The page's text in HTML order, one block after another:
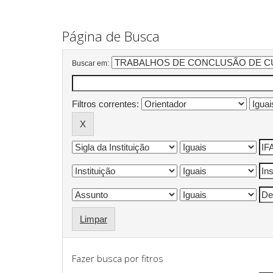
Página de Busca
Buscar em:
Filtros correntes:
Limpar
Fazer busca por fitros